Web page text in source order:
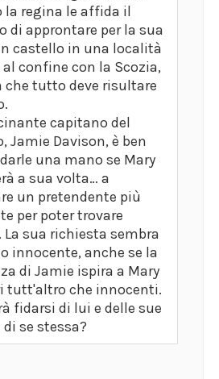
la regina le affida il
di approntare per la sua
castello in una località
confine con la Scozia,
che tutto deve risultare
capitano del
Jamie Davison, è ben
una mano se Mary
a sua volta… a
un pretendente più
per poter trovare
La sua richiesta sembra
innocente, anche se la
di Jamie ispira a Mary
tutt'altro che innocenti.
fidarsi di lui e delle sue
di se stessa?